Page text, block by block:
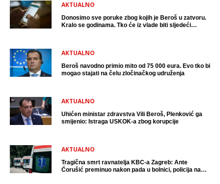
AKTUALNO
Donosimo sve poruke zbog kojih je Beroš u zatvoru.
Kralo se godinama. Tko će iz vlade biti sljedeći
AKTUALNO
Beroš navodno primio mito od 75 000 eura. Evo tko bi
mogao stajati na čelu zločinačkog udruženja
AKTUALNO
Uhićen ministar zdravstva Vili Beroš, Plenković ga
smijenio: Istraga USKOK-a zbog korupcije
AKTUALNO
Tragična smrt ravnatelja KBC-a Zagreb: Ante
Ćorušić preminuo nakon pada u bolnici, policija na